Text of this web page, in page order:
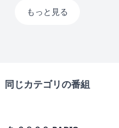
もっと見る
同じカテゴリの番組